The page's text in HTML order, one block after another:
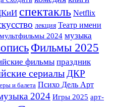
спектакль Netflix
лекция Театр имени
мультфильмы 2024 музыка
Фильмы 2025
фильмы праздник
сериалы ДКР
и балета Психо Дель Арт
2024 Игры 2025 арт-